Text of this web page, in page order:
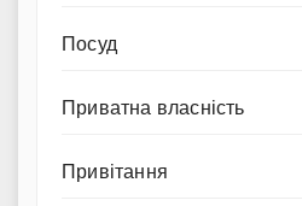
Посуд
Приватна власність
Привітання